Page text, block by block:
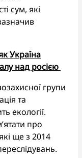
сум, які
Україна
над росією
групи
та
екології.
про
ще з 2014